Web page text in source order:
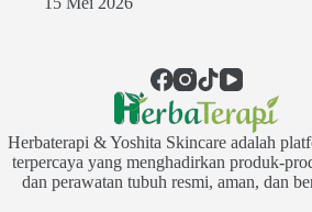
Herbaterapi & Yoshita Skincare adalah
terpercaya yang menghadirkan produk-
dan perawatan tubuh resmi, aman, dan